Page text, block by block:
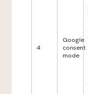
4
Google
consent
mode